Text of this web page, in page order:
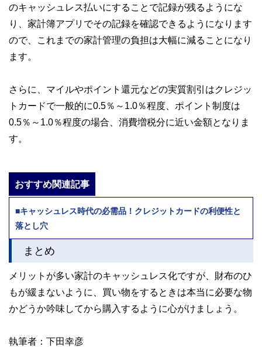
のキャッシュレス払いにすることで記録が残るようにな
り、家計簿アプリでその記録を確認できるようになります
ので、これまでの家計管理の負担は大幅に減ることになり
ます。
さらに、マイルやポイント還元などの実質割引はクレジッ
トカードで一般的に0.5％～1.0％程度、ポイント制度は
0.5％～1.0％程度の場合、消費増税分に近い金額となりま
す。
おすすめ関連記事
■キャッシュレス時代の必需品！クレジットカードの利便性と
落とし穴
まとめ
メリットが多い家計のキャッシュレス化ですが、財布のひ
もが緩まないように、買い物をするときは本当に必要な物
かどうか吟味してから購入するように心がけましょう。
執筆者：下田幸彦